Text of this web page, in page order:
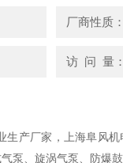
厂商性质
访 问 量
生产厂家，上海阜风
泵、旋涡气泵、防爆